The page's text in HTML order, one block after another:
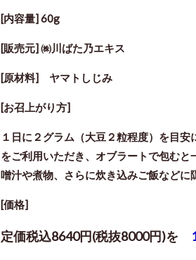
[内容量] 60g
[販売元] ㈱川ばた乃エキス
[原材料] ヤマトしじみ
[お召上がり方]
１日に２グラム（大豆２粒程度）を目
をご利用いただき、オブラートで包むと
噌汁や煮物、さらに炊き込みご飯などに
[価格]
定価税込8640円(税抜8000円)を